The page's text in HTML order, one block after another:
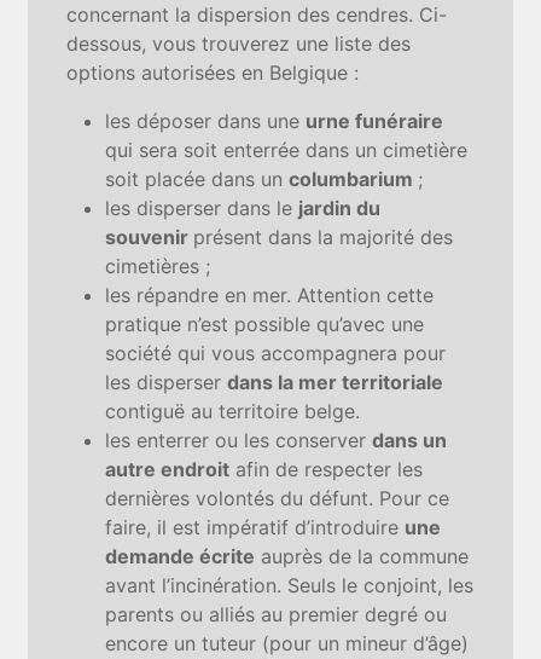
concernant la dispersion des cendres. Ci-
dessous, vous trouverez une liste des
options autorisées en Belgique :
les déposer dans une urne funéraire
qui sera soit enterrée dans un cimetière
soit placée dans uncolumbarium ;
les disperser dans le jardin du
souvenir présent dans la majorité des
cimetières ;
les répandre en mer. Attention cette
pratique n’est possible qu’avec une
société qui vous accompagnera pour
les disperserdans la mer territoriale
contiguë au territoire belge.
les enterrer ou les conserverdans un
autre endroit afin de respecter les
dernières volontés du défunt. Pour ce
faire, il est impératif d’introduire une
demande écrite auprès de la commune
avant l’incinération. Seuls le conjoint, les
parents ou alliés au premier degré ou
encore un tuteur (pour un mineur d’âge)